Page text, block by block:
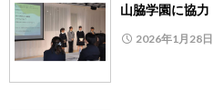
山脇学園に協力
2026年1月28日